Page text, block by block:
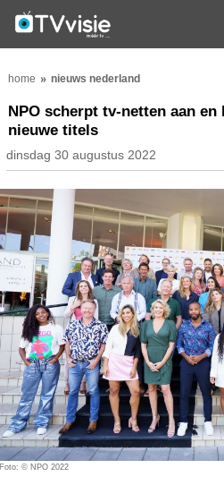
home nieuws nederland
NPO scherpt tv-netten aan
nieuwe titels
dinsdag 30 augustus 2022
Foto: © NPO 2022